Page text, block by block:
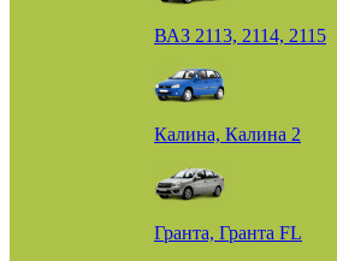
ВАЗ 2113, 2114, 2115
Калина, Калина 2
Гранта, Гранта FL